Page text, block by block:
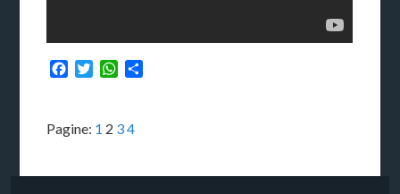
Facebook
TwitterWhatsApp
Pagine: 1 2 34